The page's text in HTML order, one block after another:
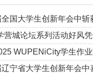
国大学生创新年会中斩
营城论坛系列活动好风
WUPENiCity学生作
宁省大学生创新年会中